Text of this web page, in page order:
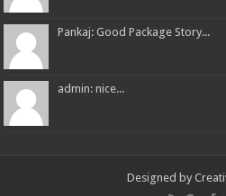
Pankaj: Good Package Story...
admin: nice...
Designed by